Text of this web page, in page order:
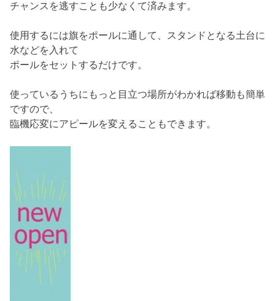
チャンスを逃すことも少なくて済みます。
使用するには旗をポールに通して、スタンドとなる土台に
水などを入れて
ポールをセットするだけです。
使っているうちにもっと目立つ場所がわかれば移動も簡単
ですので、
臨機応変にアピールを変えることもできます。